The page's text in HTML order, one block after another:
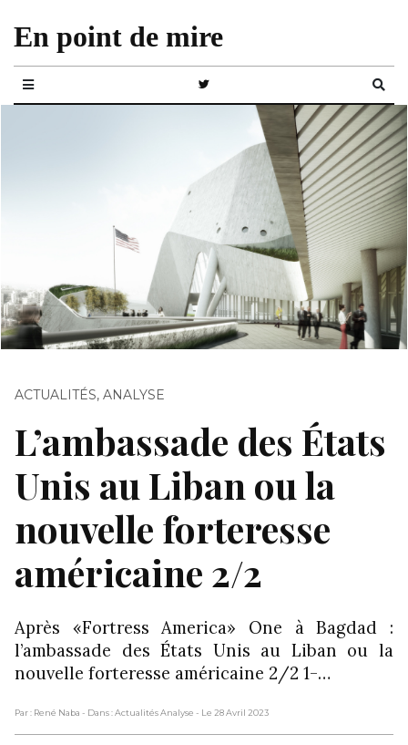
En point de mire
ACTUALITÉS, ANALYSE
L’ambassade des États
Unis au Liban ou la
nouvelle forteresse
américaine 2/2
Après «Fortress America» One à Bagdad :
l’ambassade des États Unis au Liban ou la
nouvelle forteresse américaine 2/2 1-…
Par : René Naba - Dans : Actualités Analyse - Le 28 Avril 2023